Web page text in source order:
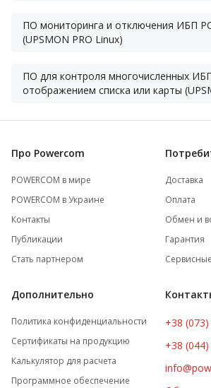
ПО мониторинга и отключения ИБП
(UPSMON PRO Linux)
ПО для контроля многочисленных
отображением списка или карты
Про Powercom
POWERCOM в мире
POWERCOM в Украине
Контакты
Публикации
Стать партнером
Доставка
Оплата
Обмен и
Гарантия
Дополнительно
Политика конфиденциальности
Сертификаты на продукцию
Калькулятор для расчета
Программное обеспечение
+38
+38